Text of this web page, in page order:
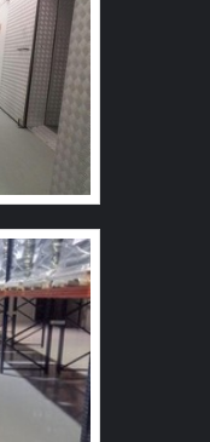
com seus
padrões
alta qualidade onde
suficiente para
esses fatores,
de consultores
experiência na
de trazer o
Group. Com
uretano e
garante o que
tratando-se de piso
uma empresa
ótima qualidade e
grande valia para
conhecimento e
Boas razões pelas
certa quando
: Comprometida
qualificada;
NO
as melhores